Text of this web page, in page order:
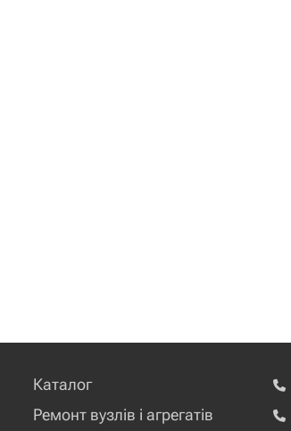
Каталог
Ремонт вузлів і агрегатів